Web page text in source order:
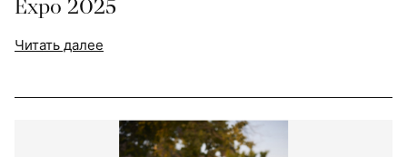
Expo 2025
Читать далее